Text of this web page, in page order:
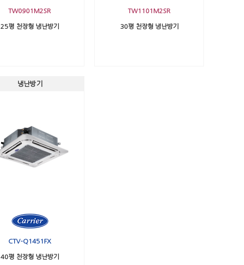
TW0901M2SR
25평 천장형 냉난방기
TW1101M2SR
30평 천장형 냉난방기
냉난방기
CTV-Q1451FX
40평 천장형 냉난방기